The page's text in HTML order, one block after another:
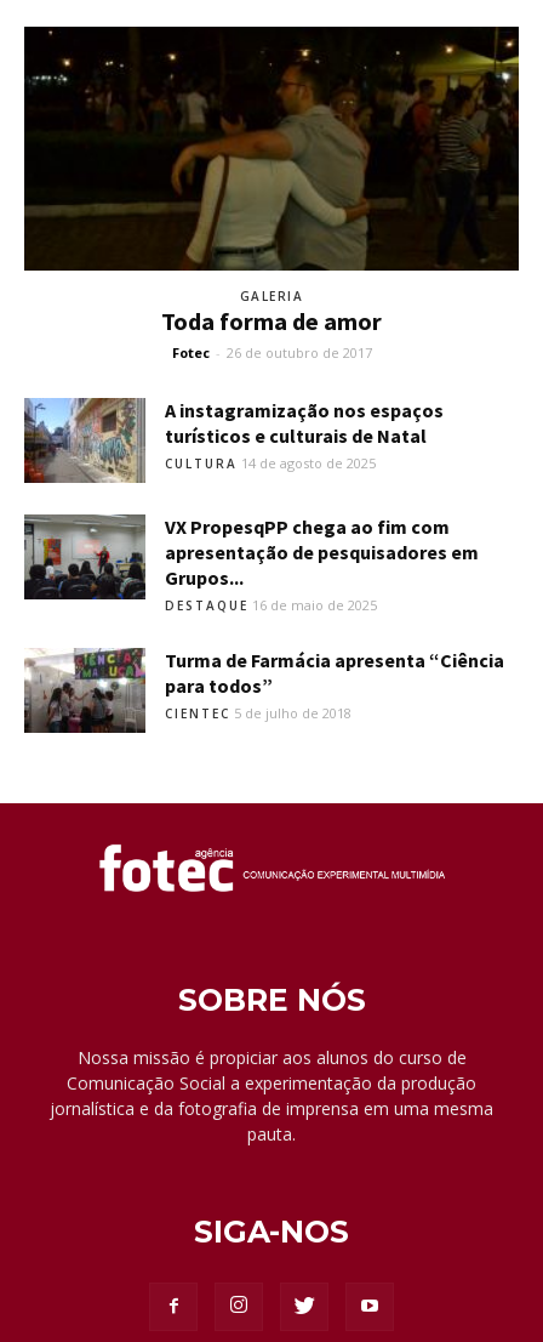
GALERIA
Toda forma de amor
Fotec - 26 de outubro de 2017
A instagramização nos espaços
turísticos e culturais de Natal
CULTURA 14 de agosto de 2025
VX PropesqPP chega ao fim com
apresentação de pesquisadores em
Grupos...
DESTAQUE 16 de maio de 2025
Turma de Farmácia apresenta “Ciência
para todos”
CIENTEC 5 de julho de 2018
SOBRE NÓS
Nossa missão é propiciar aos alunos do curso de
Comunicação Social a experimentação da produção
jornalística e da fotografia de imprensa em uma mesma
pauta.
SIGA-NOS